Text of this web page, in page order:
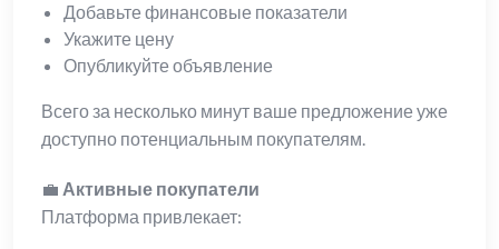
Добавьте финансовые показатели
Укажите цену
Опубликуйте объявление
Всего за несколько минут ваше предложение уже
доступно потенциальным покупателям.
💼 Активные покупатели
Платформа привлекает: